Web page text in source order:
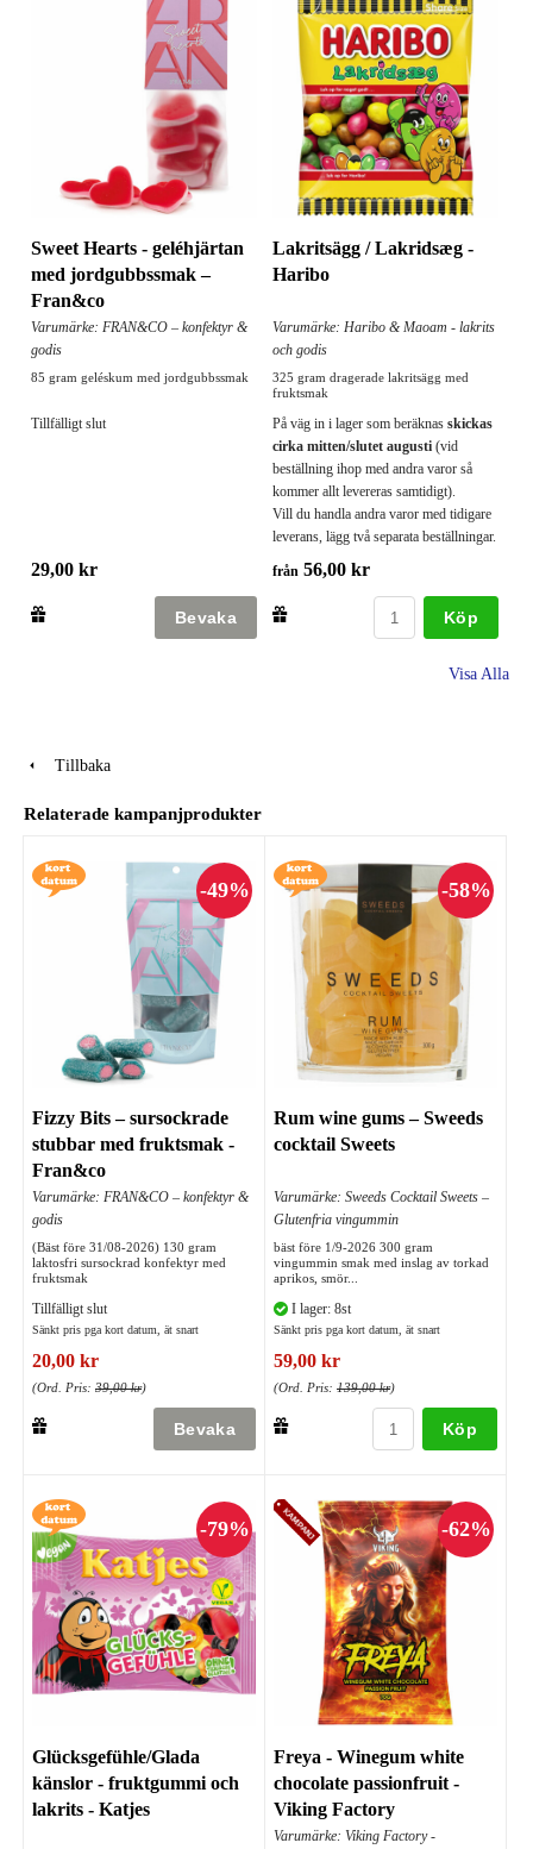
Sweet Hearts - geléhjärtan
med jordgubbssmak –
Fran&co
Varumärke: FRAN&CO – konfektyr &
godis
85 gram geléskum med jordgubbssmak
Tillfälligt slut
29,00 kr
Lakritsägg / Lakridsæg -
Haribo
Varumärke: Haribo & Maoam - lakrits
och godis
325 gram dragerade lakritsägg med
fruktsmak
På väg in i lager som beräknas skickas
cirka mitten/slutet augusti (vid
beställning ihop med andra varor så
kommer allt levereras samtidigt).
Vill du handla andra varor med tidigare
leverans, lägg två separata beställningar.
från 56,00 kr
Köp
Visa Alla
Tillbaka
Relaterade kampanjprodukter
Fizzy Bits – sursockrade
stubbar med fruktsmak -
Fran&co
Varumärke: FRAN&CO – konfektyr &
godis
(Bäst före 31/08-2026) 130 gram
laktosfri sursockrad konfektyr med
fruktsmak
Tillfälligt slut
Sänkt pris pga kort datum, ät snart
20,00 kr
(Ord. Pris: 39,00 kr)
Rum wine gums – Sweeds
cocktail Sweets
Varumärke: Sweeds Cocktail Sweets –
Glutenfria vingummin
bäst före 1/9-2026 300 gram
vingummin smak med inslag av torkad
aprikos, smör...
I lager: 8st
Sänkt pris pga kort datum, ät snart
59,00 kr
(Ord. Pris: 139,00 kr)
Köp
Glücksgefühle/Glada
känslor - fruktgummi och
lakrits - Katjes
Freya - Winegum white
chocolate passionfruit -
Viking Factory
Varumärke: Viking Factory -